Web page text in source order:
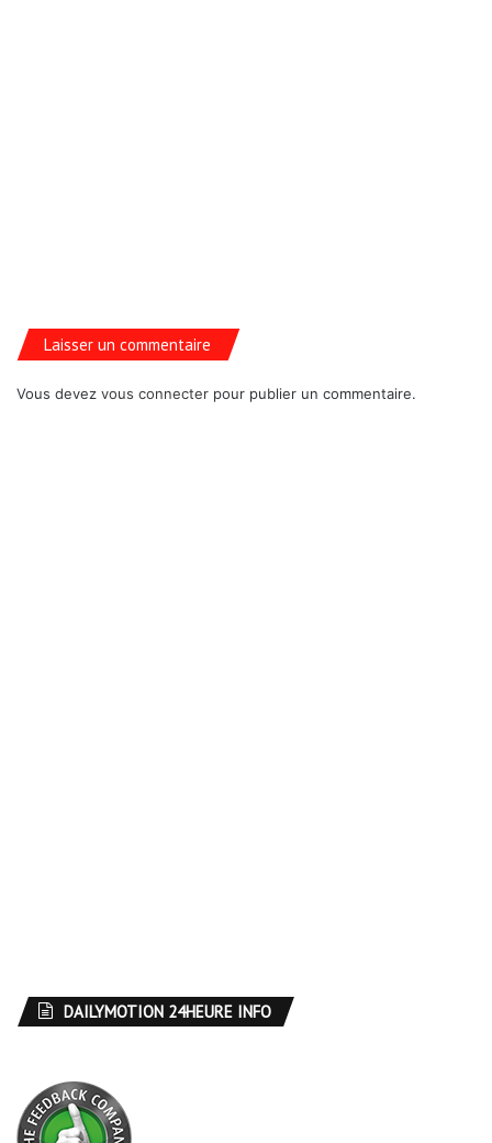
Laisser un commentaire
Vous devez vous connecter pour publier un commentaire.
DAILYMOTION 24HEURE INFO